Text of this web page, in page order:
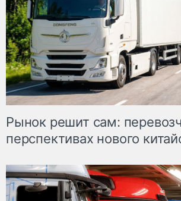
Рынок решит сам:
перспективах нового